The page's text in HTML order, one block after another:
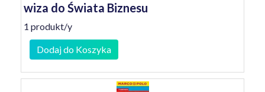
wiza do Świata Biznesu
1 produkt/y
Dodaj do Koszyka